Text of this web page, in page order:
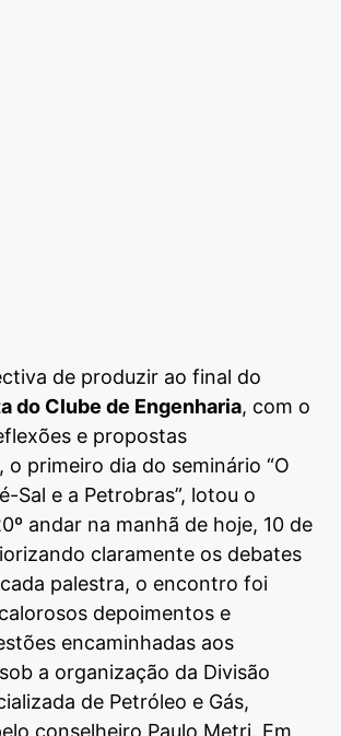
de produzir ao final do
do Clube de Engenharia, com o
e propostas
o primeiro dia do seminário “O
Sal e a Petrobras”, lotou o
andar na manhã de hoje, 10 de
claramente os debates
palestra, o encontro foi
depoimentos e
encaminhadas aos
a organização da Divisão
de Petróleo e Gás,